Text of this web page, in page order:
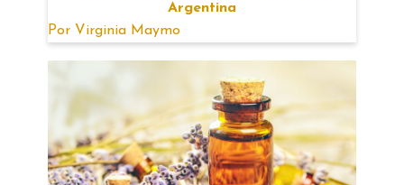
Argentina
Por Virginia Maymo